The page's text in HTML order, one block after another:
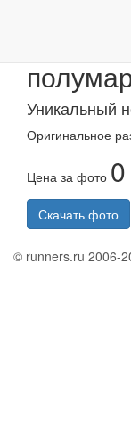
Уникальный
Оригинальное
Цена за фото
Скачать фото
© runners.ru 2006-